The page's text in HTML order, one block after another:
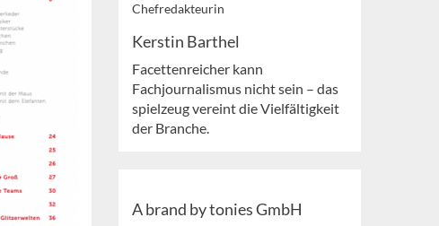
Chefredakteurin
Kerstin Barthel
Facettenreicher kann
Fachjournalismus nicht sein – das
spielzeug vereint die Vielfältigkeit
der Branche.
A brand by tonies GmbH